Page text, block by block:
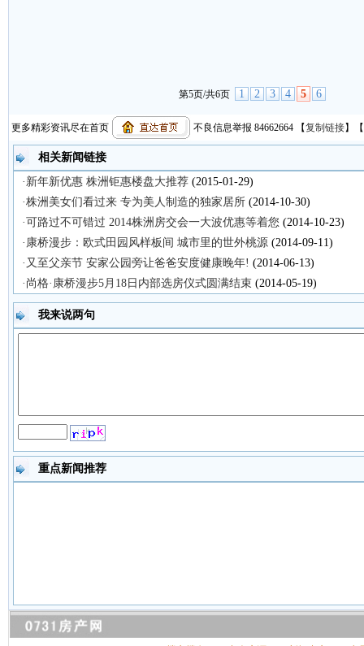
第5页/共6页 1 2 3 4 5 6
更多精彩资讯尽在首页 不良信息举报 84662664 【复制链接】【
相关新闻链接
·新年新优惠 株洲钜惠楼盘大推荐 (2015-01-29)
·株洲美女们看过来 专为美人制造的独家居所 (2014-10-30)
·可路过不可错过 2014株洲房交会一大波优惠等着您 (2014-10-23)
·康桥漫步：欧式田园风样板间 城市里的世外桃源 (2014-09-11)
·又至父亲节 安家公园旁让爸爸安度健康晚年! (2014-06-13)
·尚格·康桥漫步5月18日内部选房仪式圆满结束 (2014-05-19)
我来说两句
重点新闻推荐